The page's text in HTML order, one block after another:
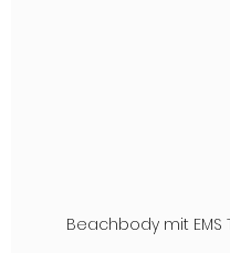
Beachbody mit EMS